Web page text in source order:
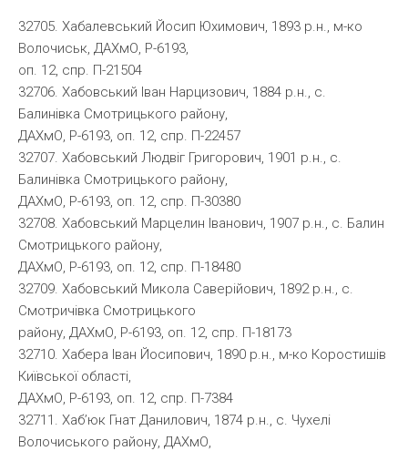
32705. Хабалевський Йосип Юхимович, 1893 р.н., м-ко
Волочиськ, ДАХмО, Р-6193,
оп. 12, спр. П-21504
32706. Хабовський Іван Нарцизович, 1884 р.н., с.
Балинівка Смотрицького району,
ДАХмО, Р-6193, оп. 12, спр. П-22457
32707. Хабовський Людвіг Григорович, 1901 р.н., с.
Балинівка Смотрицького району,
ДАХмО, Р-6193, оп. 12, спр. П-30380
32708. Хабовський Марцелин Іванович, 1907 р.н., с. Балин
Смотрицького району,
ДАХмО, Р-6193, оп. 12, спр. П-18480
32709. Хабовський Микола Саверійович, 1892 р.н., с.
Смотричівка Смотрицького
району, ДАХмО, Р-6193, оп. 12, спр. П-18173
32710. Хабера Іван Йосипович, 1890 р.н., м-ко Коростишів
Київської області,
ДАХмО, Р-6193, оп. 12, спр. П-7384
32711. Хаб’юк Гнат Данилович, 1874 р.н., с. Чухелі
Волочиського району, ДАХмО,